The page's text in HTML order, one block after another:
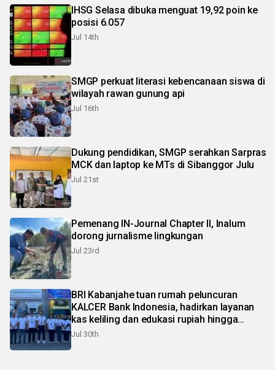
IHSG Selasa dibuka menguat 19,92 poin ke
posisi 6.057
Jul 14th
SMGP perkuat literasi kebencanaan siswa di
wilayah rawan gunung api
Jul 16th
Dukung pendidikan, SMGP serahkan Sarpras
MCK dan laptop ke MTs di Sibanggor Julu
Jul 21st
Pemenang IN-Journal Chapter II, Inalum
dorong jurnalisme lingkungan
Jul 23rd
BRI Kabanjahe tuan rumah peluncuran
KALCER Bank Indonesia, hadirkan layanan
kas keliling dan edukasi rupiah hingga
pelosok Karo
Jul 30th